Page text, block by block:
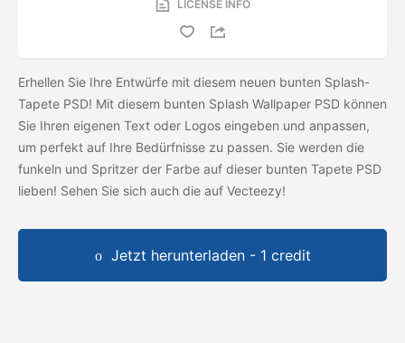
LICENSE INFO
Erhellen Sie Ihre Entwürfe mit diesem neuen bunten Splash-
Tapete PSD! Mit diesem bunten Splash Wallpaper PSD können
Sie Ihren eigenen Text oder Logos eingeben und anpassen,
um perfekt auf Ihre Bedürfnisse zu passen. Sie werden die
funkeln und Spritzer der Farbe auf dieser bunten Tapete PSD
lieben! Sehen Sie sich auch die auf Vecteezy!
Jetzt herunterladen - 1 credit